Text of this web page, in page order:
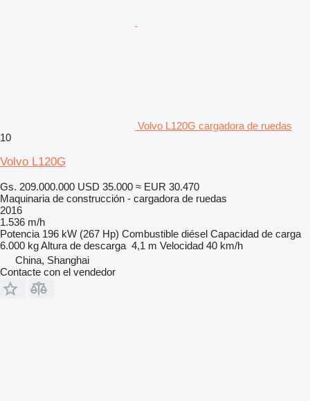
Volvo L120G cargadora de ruedas
10
Volvo L120G
Gs. 209.000.000 USD 35.000 ≈ EUR 30.470
Maquinaria de construcción - cargadora de ruedas
2016
1.536 m/h
Potencia 196 kW (267 Hp) Combustible diésel Capacidad de carga
6.000 kgAltura de descarga 4,1 m Velocidad 40 km/h
China, Shanghai
Contacte con el vendedor